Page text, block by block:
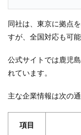
同社は、東京に拠点
すが、全国対応も可能
公式サイトでは鹿児
れています。
主な企業情報は次の通
項目